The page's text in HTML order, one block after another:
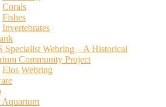
Corals
Fishes
Invertebrates
Specialist Webring – A Historical
Community Project
Elos Webring
Aquarium